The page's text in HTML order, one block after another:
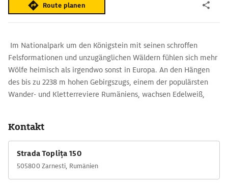
Route planen
Im Nationalpark um den Königstein mit seinen schroffen
Felsformationen und unzugänglichen Wäldern fühlen sich mehr
Wölfe heimisch als irgendwo sonst in Europa. An den Hängen
des bis zu 2238 m hohen Gebirgszugs, einem der populärsten
Wander- und Kletterreviere Rumäniens, wachsen Edelweiß,
ausgeschildert, auch Wanderlehrpfade sind vorhanden.
Informationen zu geführten Touren bietet auch das
Besucherzentrum des Parks.
Einen guten Zugang und Informationen zum Nationalpark
Kontakt
Strada Toplița 150
505800 Zarnesti, Rumänien